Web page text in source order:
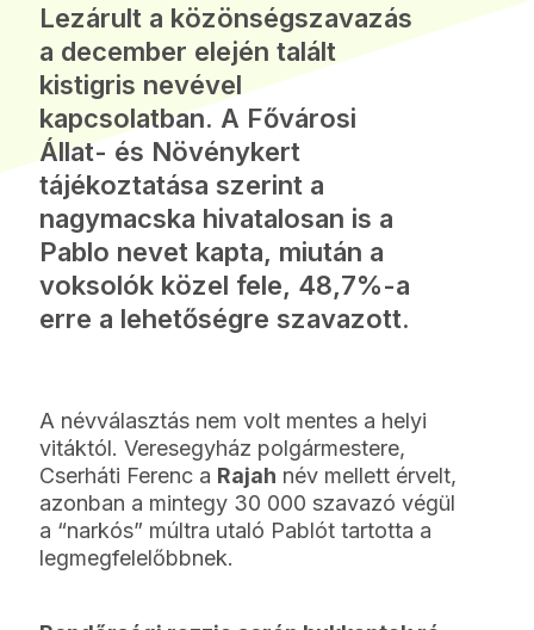
Lezárult a közönségszavazás
a december elején talált
kistigris nevével
kapcsolatban. A Fővárosi
Állat- és Növénykert
tájékoztatása szerint a
nagymacska hivatalosan is a
Pablo nevet kapta, miután a
voksolók közel fele, 48,7%-a
erre a lehetőségre szavazott.
A névválasztás nem volt mentes a helyi
vitáktól. Veresegyház polgármestere,
Cserháti Ferenc a Rajah név mellett érvelt,
azonban a mintegy 30 000 szavazó végül
a “narkós” múltra utaló Pablót tartotta a
legmegfelelőbbnek.